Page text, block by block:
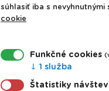
súhlasiť iba s
cookie
Funkčné cookies
1 služba
Štatistiky návštev